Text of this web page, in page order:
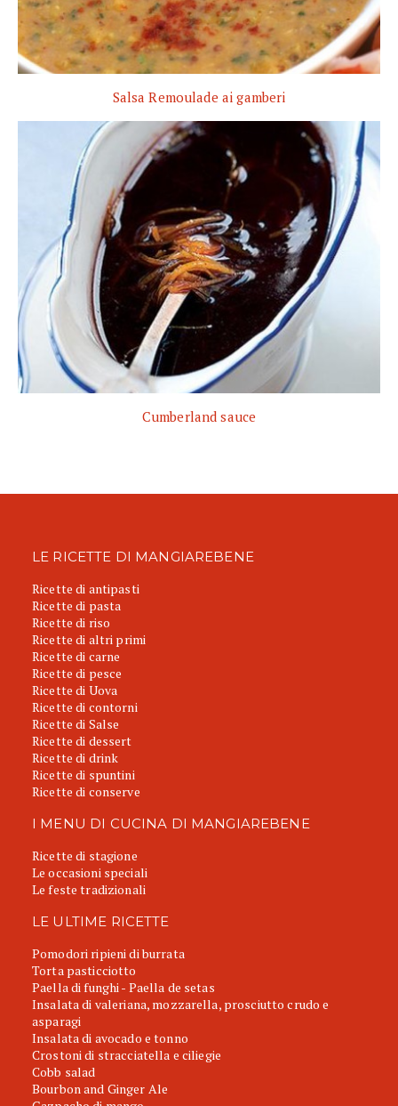
Salsa Remoulade ai gamberi
Cumberland sauce
LE RICETTE DI MANGIAREBENE
Ricette di antipasti
Ricette di pasta
Ricette di riso
Ricette di altri primi
Ricette di carne
Ricette di pesce
Ricette di Uova
Ricette di contorni
Ricette di Salse
Ricette di dessert
Ricette di drink
Ricette di spuntini
Ricette di conserve
I MENU DI CUCINA DI MANGIAREBENE
Ricette di stagione
Le occasioni speciali
Le feste tradizionali
LE ULTIME RICETTE
Pomodori ripieni di burrata
Torta pasticciotto
Paella di funghi - Paella de setas
Insalata di valeriana, mozzarella, prosciutto crudo e
asparagi
Insalata di avocado e tonno
Crostoni di stracciatella e ciliegie
Cobb salad
Bourbon and Ginger Ale